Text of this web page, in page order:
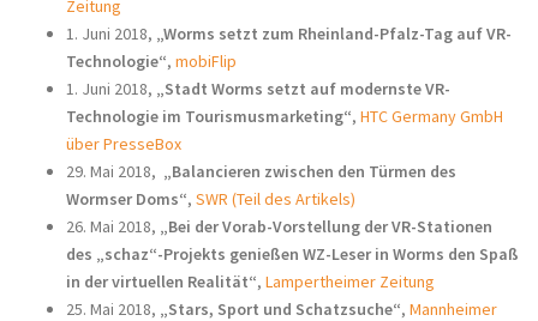
Zeitung
1. Juni 2018, „Worms setzt zum Rheinland-Pfalz-Tag auf VR-
Technologie“, mobiFlip
1. Juni 2018, „Stadt Worms setzt auf modernste VR-
Technologie im Tourismusmarketing“, HTC Germany GmbH
über PresseBox
29. Mai 2018, „Balancieren zwischen den Türmen des
Wormser Doms“, SWR (Teil des Artikels)
26. Mai 2018, „Bei der Vorab-Vorstellung der VR-Stationen
des „schaz“-Projekts genießen WZ-Leser in Worms den Spaß
in der virtuellen Realität“, Lampertheimer Zeitung
25. Mai 2018, „Stars, Sport und Schatzsuche“, Mannheimer